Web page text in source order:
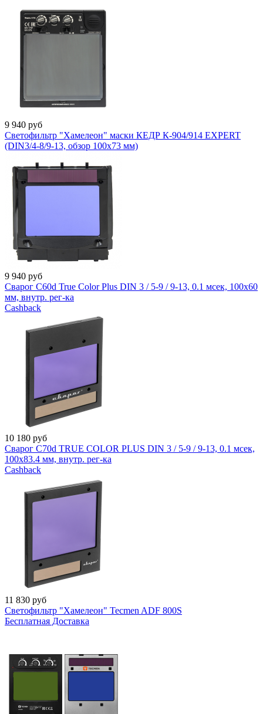
9 940 руб
Светофильтр "Хамелеон" маски КЕДР К-904/914 EXPERT
(DIN3/4-8/9-13, обзор 100х73 мм)
9 940 руб
Сварог C60d True Color Plus DIN 3 / 5-9 / 9-13, 0.1 мсек, 100x60
мм, внутр. рег-ка
Cashback
10 180 руб
Сварог C70d TRUE COLOR PLUS DIN 3 / 5-9 / 9-13, 0.1 мсек,
100x83.4 мм, внутр. рег-ка
Cashback
11 830 руб
Светофильтр "Хамелеон" Tecmen ADF 800S
Бесплатная Доставка